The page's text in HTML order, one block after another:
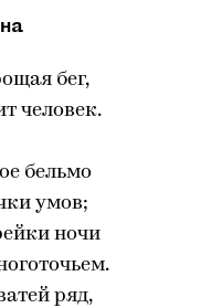
бег,
человек.
бельмо
умов;
ночи
ряд,